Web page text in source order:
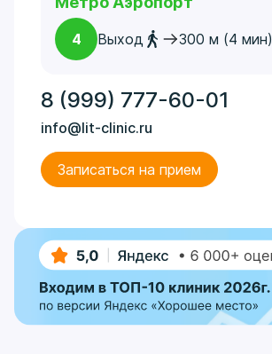
4 Выход 300 м (4 мин)
8 (999) 777-60-01
info@lit-clinic.ru
Записаться на прием